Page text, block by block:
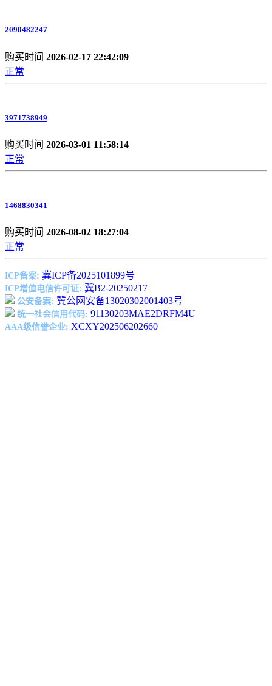
2090482247
购买时间 2026-02-17 22:42:09
正常
3971738949
购买时间 2026-03-01 11:58:14
正常
1468830341
购买时间 2026-08-02 18:27:04
正常
ICP备案: 冀ICP备2025101899号
ICP增值电信许可证: 冀B2-20250217
公安备案: 冀公网安备13020302001403号
统一社会信用代码: 91130203MAE2DRFM4U
AAA级信誉企业: XCXY202506202660